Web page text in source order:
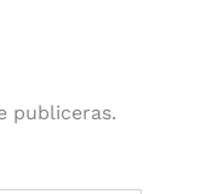
publiceras.